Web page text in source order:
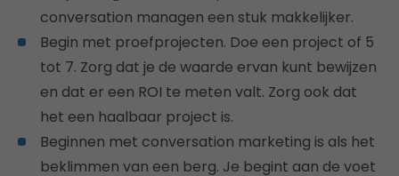
conversation managen een stuk makkelijker.
Begin met proefprojecten. Doe een project of 5
tot 7. Zorg dat je de waarde ervan kunt bewijzen
en dat er een ROI te meten valt. Zorg ook dat
het een haalbaar project is.
Beginnen met conversation marketing is als het
beklimmen van een berg. Je begint aan de voet